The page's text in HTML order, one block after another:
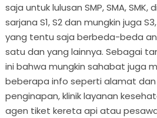
saja untuk lulusan SMP, SMA, SMK,
sarjana S1, S2 dan mungkin juga
yang tentu saja berbeda-beda
satu dan yang lainnya. Sebagai
ini bahwa mungkin sahabat juga
beberapa info seperti alamat dan
penginapan, klinik layanan
agen tiket kereta api atau